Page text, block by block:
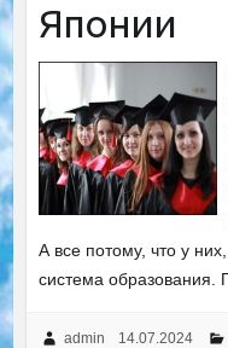
Японии
А все потому, что у
система образования.
admin 14.07.2024